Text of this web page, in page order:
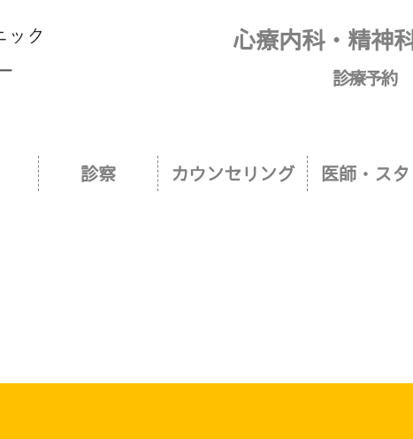
心療内科・精神
診療予約
診察 カウンセリング 医師・ス